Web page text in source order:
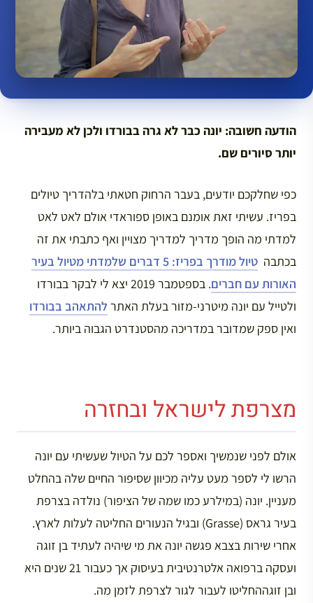
הודעה חשובה: יונה כבר לא גרה בבורדו ולכן לא מעבירה
יותר סיורים שם.
כפי שחלקכם יודעים, בעבר הרחוק חטאתי בלהדריך טיולים
בפריז. עשיתי זאת אומנם באופן ספוראדי אולם לאט לאט
למדתי מה הופך מדריך למדריך מצויין ואף כתבתי את זה
בכתבה
טיול מודרך בפריז: 5 דברים שלמדתי מטיול בעיר
האורות עם חברים
. בספטמבר 2019 יצא לי לבקר בבורדו
ולטייל עם יונה מיטרני-מזור בעלת האתר להתאהב בבורדו
ואין ספק שמדובר במדריכה מהסטנדרט הגבוה ביותר.
מצרפת לישראל ובחזרה
אולם לפני שנמשיך ואספר לכם על הטיול שעשיתי עם יונה
הרשו לי לספר מעט עליה מכיוון שסיפור החיים שלה בהחלט
מעניין. יונה (במילרע כמו שמה של הציפור) נולדה בצרפת
בעיר גראס (Grasse) ובגיל הנעורים החליטה לעלות לארץ.
אחרי שירות בצבא פגשה יונה את מי שיהיה לעתיד בן זוגה
ועסקה ברפואה אלטרנטיבית בעיסוק אך כעבור 21 שנים היא
ובן זוגההחליטו לעבור לגור לצרפת לזמן מה.